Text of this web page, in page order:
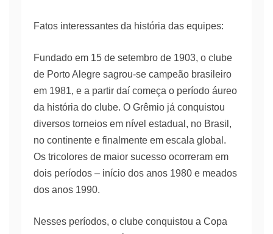
Fatos interessantes da história das equipes:
Fundado em 15 de setembro de 1903, o clube
de Porto Alegre sagrou-se campeão brasileiro
em 1981, e a partir daí começa o período áureo
da história do clube. O Grêmio já conquistou
diversos torneios em nível estadual, no Brasil,
no continente e finalmente em escala global.
Os tricolores de maior sucesso ocorreram em
dois períodos – início dos anos 1980 e meados
dos anos 1990.
Nesses períodos, o clube conquistou a Copa